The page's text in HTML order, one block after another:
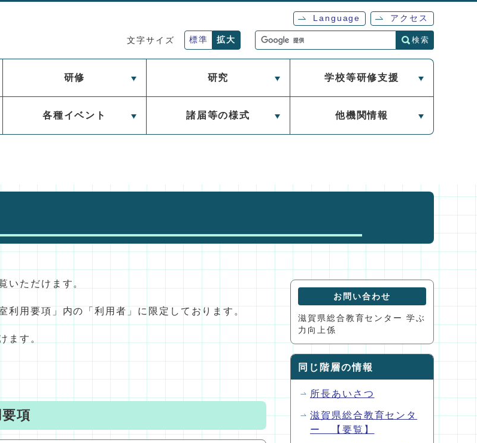
Language アクセス
文字サイズ 標準 拡大 検索
研修 研究 学校等研修支援
各種イベント 諸届等の様式 他機関情報
いただけます。
用要項」内の「利用者」に限定しております。
ます。
項
お問い合わせ
滋賀県総合教育センター 学ぶ
力向上係
同じ階層の情報
所長あいさつ
滋賀県総合教育センタ
ー 【要覧】